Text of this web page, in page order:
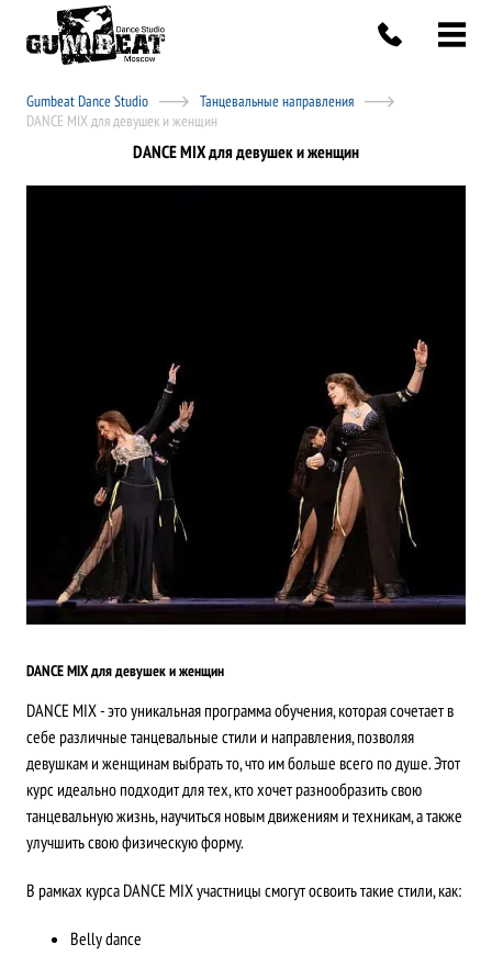
Gumbeat Dance Studio
Танцевальные направления
DANCE MIX для девушек и женщин
DANCE MIX для девушек и женщин
DANCE MIX для девушек и женщин
DANCE MIX - это уникальная программа обучения, которая сочетает в
себе различные танцевальные стили и направления, позволяя
девушкам и женщинам выбрать то, что им больше всего по душе. Этот
курс идеально подходит для тех, кто хочет разнообразить свою
танцевальную жизнь, научиться новым движениям и техникам, а также
улучшить свою физическую форму.
В рамках курса DANCE MIX участницы смогут освоить такие стили, как:
Belly dance